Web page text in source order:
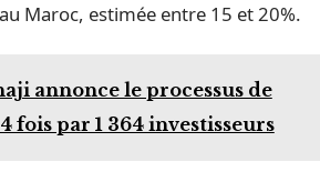
Maroc, estimée entre 15 et 20%.
annonce le processus de
fois par 1 364 investisseurs